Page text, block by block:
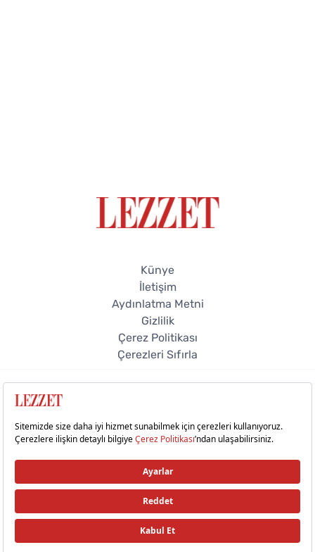
Künye
İletişim
Aydınlatma Metni
Gizlilik
Çerez Politikası
Çerezleri Sıfırla
© 2026 Lezzet Online. Tüm hakları saklıdır.